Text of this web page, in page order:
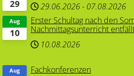
29
29.06.2026- 07.08.2026
10
Aug
Erster Schultag nach den
Nachmittagsunterricht
10.08.2026
Aug
Fachkonferenzen